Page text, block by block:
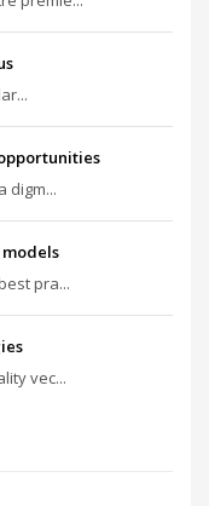
digm...
pra...
vec...